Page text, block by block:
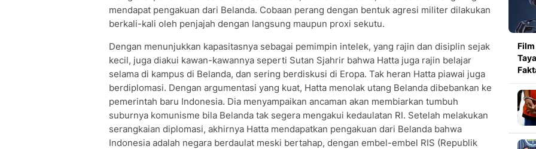
mendapat pengakuan dari Belanda. Cobaan perang dengan bentuk agresi militer dilakukan
berkali-kali oleh penjajah dengan langsung maupun proxi sekutu.
Dengan menunjukkan kapasitasnya sebagai pemimpin intelek, yang rajin dan disiplin sejak
kecil, juga diakui kawan-kawannya seperti Sutan Sjahrir bahwa Hatta juga rajin belajar
selama di kampus di Belanda, dan sering berdiskusi di Eropa. Tak heran Hatta piawai juga
berdiplomasi. Dengan argumentasi yang kuat, Hatta menolak utang Belanda dibebankan ke
pemerintah baru Indonesia. Dia menyampaikan ancaman akan membiarkan tumbuh
suburnya komunisme bila Belanda tak segera mengakui kedaulatan RI. Setelah melakukan
serangkaian diplomasi, akhirnya Hatta mendapatkan pengakuan dari Belanda bahwa
Indonesia adalah negara berdaulat meski bertahap, dengan embel-embel RIS (Republik